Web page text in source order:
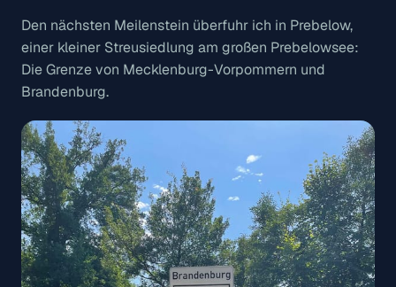
Den nächsten Meilenstein überfuhr ich in Prebelow,
einer kleiner Streusiedlung am großen Prebelowsee:
Die Grenze von Mecklenburg-Vorpommern und
Brandenburg.